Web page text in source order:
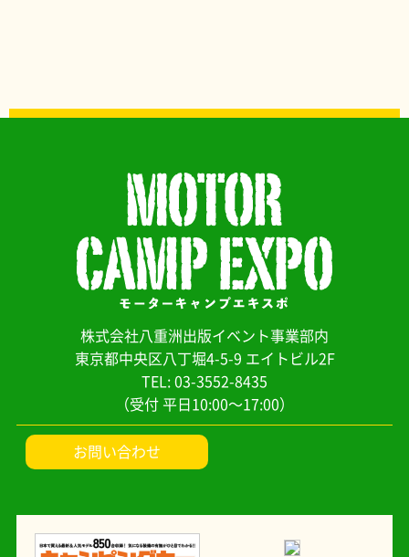
株式会社八重洲出版イベント事業部内
東京都中央区八丁堀4-5-9 エイトビル2F
TEL: 03-3552-8435
（受付 平日10:00～17:00）
お問い合わせ